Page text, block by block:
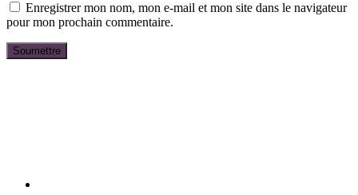
Enregistrer mon nom, mon e-mail et mon site dans le navigateur
pour mon prochain commentaire.